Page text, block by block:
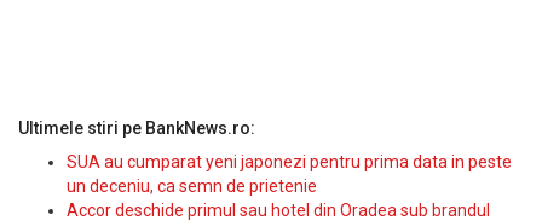
Ultimele stiri pe BankNews.ro:
SUA au cumparat yeni japonezi pentru prima data in peste
un deceniu, ca semn de prietenie
Accor deschide primul sau hotel din Oradea sub brandul